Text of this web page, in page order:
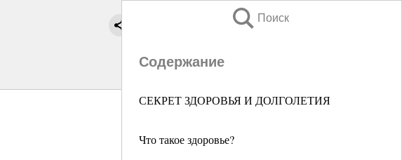
Поиск
Содержание
СЕКРЕТ ЗДОРОВЬЯ И ДОЛГОЛЕТИЯ
Что такое здоровье?